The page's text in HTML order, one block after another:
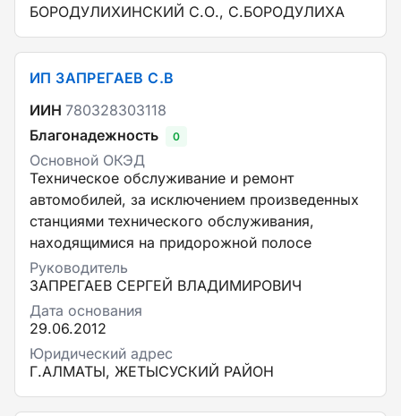
БОРОДУЛИХИНСКИЙ С.О., С.БОРОДУЛИХА
ИП ЗАПРЕГАЕВ С.В
ИИН 780328303118
Благонадежность
0
Основной ОКЭД
Техническое обслуживание и ремонт
автомобилей, за исключением произведенных
станциями технического обслуживания,
находящимися на придорожной полосе
Руководитель
ЗАПРЕГАЕВ СЕРГЕЙ ВЛАДИМИРОВИЧ
Дата основания
29.06.2012
Юридический адрес
Г.АЛМАТЫ, ЖЕТЫСУСКИЙ РАЙОН